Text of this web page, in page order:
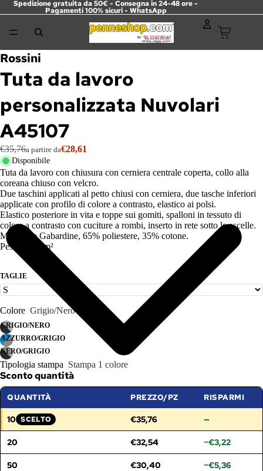
Spedizione gratuita da 50€ - Consegna in 24-48 ore -
Pagamenti 100% sicuri - WhatsApp
Rossini
Tuta da lavoro
personalizzata Nuvolari
A45107
€35,76a partire da€28,61
Disponibile
Tuta da lavoro con chiusura con cerniera centrale coperta, collo alla
coreana chiuso con velcro.
Due taschini applicati al petto chiusi con cerniera, due tasche inferiori
applicate con profilo di colore a contrasto, elastico ai polsi.
Elastico posteriore in vita e toppe sui gomiti, spalloni in tessuto di
colore a contrasto con cuciture a rombi, inserto in rete sotto le ascelle.
Materiale: Gabardine, 65% poliestere, 35% cotone.
Peso 245 g/m²
Tipologia stampa Stampa 1 colore
Colore Grigio/Nero
GRIGIO/NERO
AZZURRO/GRIGIO
NERO/GRIGIO
TAGLIE
Sconto quantità
QUANTITÀ PREZZO/PZ RISPARMI
10 FASCIA SELEZIONATA:
SCELTO €35,76 —
20 €32,54 −€3,22
50 €30,40 −€5,36